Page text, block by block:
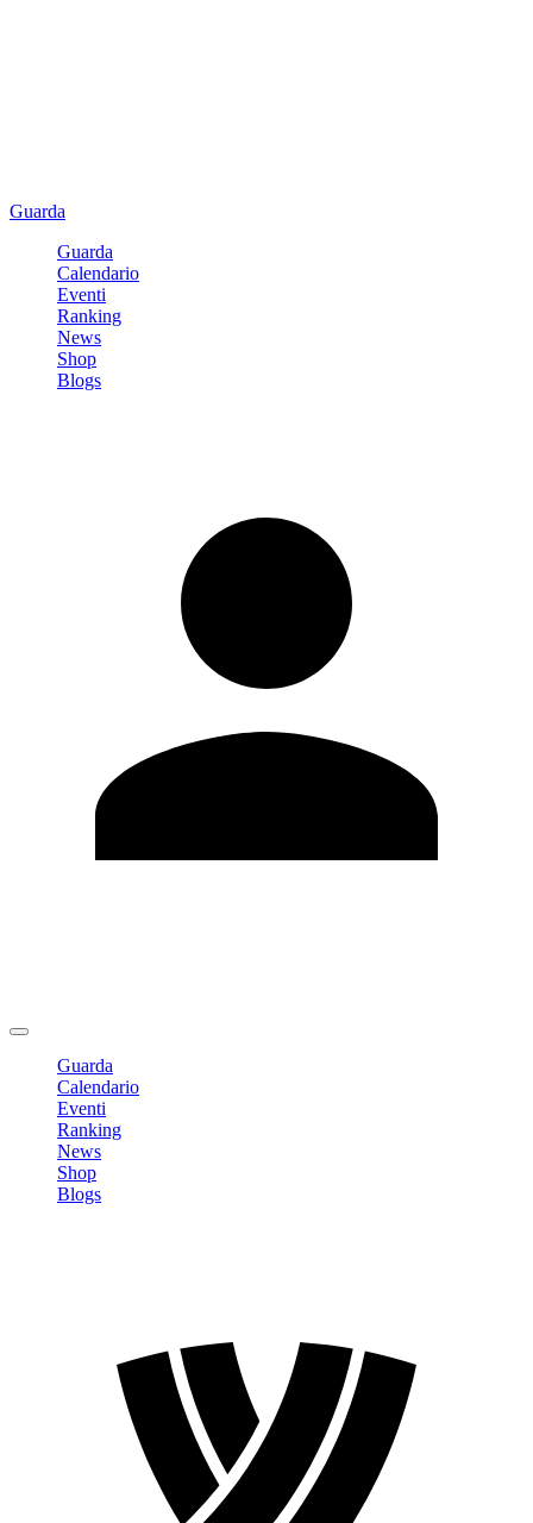
Guarda
Guarda
Calendario
Eventi
Ranking
News
Shop
Blogs
Guarda
Calendario
Eventi
Ranking
News
Shop
Blogs